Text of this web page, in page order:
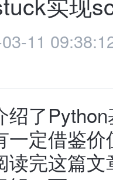
11
绍了
一定借鉴
读完这篇